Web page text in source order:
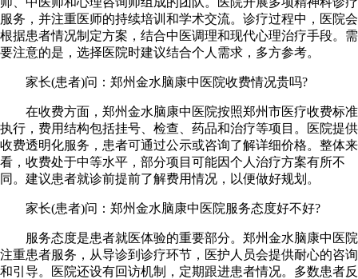
服务，并注重医师的持续培训和学术交流。诊疗过程中，医院会
根据患者情况制定方案，结合中医调理和现代心理治疗手段。需
要注意的是，选择医院时建议结合个人需求，多方参考。
家长(患者)问：郑州金水脑康中医院收费情况贵吗?
在收费方面，郑州金水脑康中医院按照郑州市医疗收费标准
执行，费用结构包括挂号、检查、药品和治疗等项目。医院提供
收费透明化服务，患者可通过公示或咨询了解详细价格。整体来
看，收费处于中等水平，部分项目可能因个人治疗方案有所不
同。建议患者就诊前提前了解费用情况，以便做好规划。
家长(患者)问：郑州金水脑康中医院服务态度好不好?
服务态度是患者就医体验的重要部分。郑州金水脑康中医院
注重患者服务，从导诊到诊疗环节，医护人员会提供耐心的咨询
和引导。医院还设有回访机制，定期跟进患者情况。多数患者反